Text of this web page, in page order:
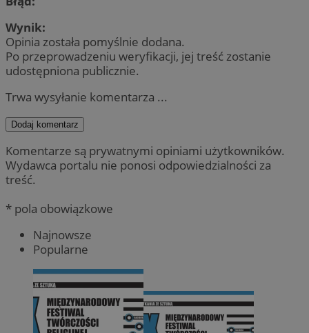
Wynik:
Opinia została pomyślnie dodana.
Po przeprowadzeniu weryfikacji, jej treść zostanie
udostępniona publicznie.
Trwa wysyłanie komentarza ...
Dodaj komentarz
Komentarze są prywatnymi opiniami użytkowników.
Wydawca portalu nie ponosi odpowiedzialności za
treść.
* pola obowiązkowe
Najnowsze
Popularne